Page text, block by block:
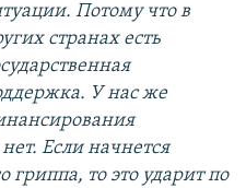
Потому что в
странах есть
У нас же
Если начнется
гриппа, то это ударит по